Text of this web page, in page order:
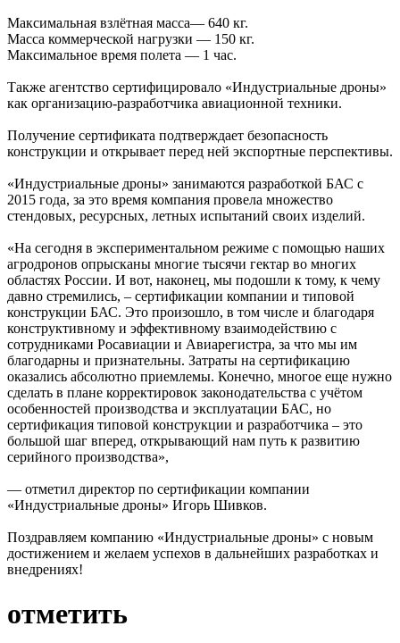
Максимальная взлётная масса— 640 кг.
Масса коммерческой нагрузки — 150 кг.
Максимальное время полета — 1 час.
Также агентство сертифицировало «Индустриальные дроны»
как организацию-разработчика авиационной техники.
Получение сертификата подтверждает безопасность
конструкции и открывает перед ней экспортные перспективы.
«Индустриальные дроны» занимаются разработкой БАС с
2015 года, за это время компания провела множество
стендовых, ресурсных, летных испытаний своих изделий.
«На сегодня в экспериментальном режиме с помощью наших
агродронов опрысканы многие тысячи гектар во многих
областях России. И вот, наконец, мы подошли к тому, к чему
давно стремились, – сертификации компании и типовой
конструкции БАС. Это произошло, в том числе и благодаря
конструктивному и эффективному взаимодействию с
сотрудниками Росавиации и Авиарегистра, за что мы им
благодарны и признательны. Затраты на сертификацию
оказались абсолютно приемлемы. Конечно, многое еще нужно
сделать в плане корректировок законодательства с учётом
особенностей производства и эксплуатации БАС, но
сертификация типовой конструкции и разработчика – это
большой шаг вперед, открывающий нам путь к развитию
серийного производства»,
— отметил директор по сертификации компании
«Индустриальные дроны» Игорь Шивков.
Поздравляем компанию «Индустриальные дроны» с новым
достижением и желаем успехов в дальнейших разработках и
внедрениях!
отметить